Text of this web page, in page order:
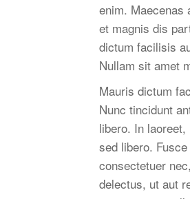
enim. Maecenas
et magnis dis
dictum facilisis
Nullam sit amet
Mauris dictum
Nunc tincidunt
libero. In
sed libero.
consectetuer
delectus, ut aut